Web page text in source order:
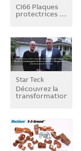
CI66 Plaques
protectrices …
Star Teck
Découvrez la
transformation…